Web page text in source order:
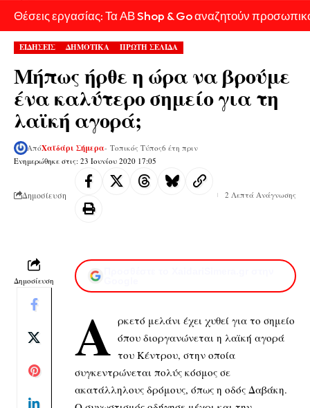
Θέσεις εργασίας: Τα ΑΒ Shop & Go αναζητούν
ΕΙΔΗΣΕΙΣ ΔΗΜΟΤΙΚΑ ΠΡΩΤΗ ΣΕΛΙΔΑ
Μήπως ήρθε η ώρα να βρούμε
ένα καλύτερο σημείο για τη
λαϊκή αγορά;
Ενημερώθηκε στις: 23 Ιουνίου 2020 17:05
ΑπόΧαϊδάρι Σήμερα- Τοπικός Τύπος6 έτη πριν
Δημοσίευση 2 Λεπτά Ανάγνωσης
Δημοσίευση
Α ρκετό μελάνι έχει χυθεί για το σημείο
όπου διοργανώνεται η λαϊκή αγορά
του Κέντρου, στην οποία
συγκεντρώνεται πολύς κόσμος σε
ακατάλληλους δρόμους, όπως η οδός Δαβάκη.